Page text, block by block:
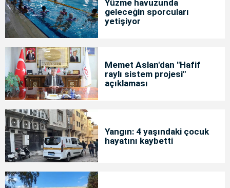
Yüzme havuzunda
geleceğin sporcuları
yetişiyor
Memet Aslan'dan "Hafif
raylı sistem projesi"
açıklaması
Yangın: 4 yaşındaki çocuk
hayatını kaybetti